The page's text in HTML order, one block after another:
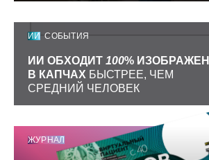
ИИ СОБЫТИЯ
ИИ ОБХОДИТ 100%
В КАПЧАХ БЫСТРЕЕ, ЧЕМ
СРЕДНИЙ ЧЕЛОВЕК
ЖУРНАЛ